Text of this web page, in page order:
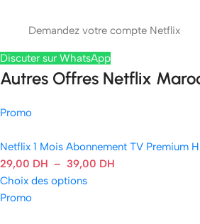
Demandez votre compte Netflix
Discuter sur WhatsApp
Autres Offres Netflix
Promo
Netflix 1 Mois Abonnement TV Premium
29,00 DH – 39,00 DH
Choix des options
Promo